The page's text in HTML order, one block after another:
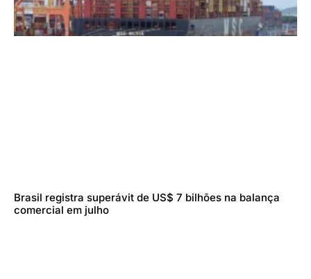
Brasil registra superávit de US$ 7 bilhões na balança
comercial em julho